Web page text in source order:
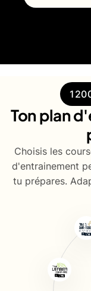
Ton plan
Choisis les
d'entrainement
tu prépares.